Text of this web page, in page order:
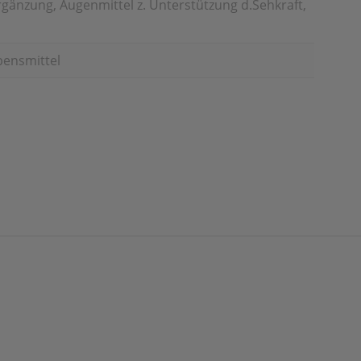
Augenmittel z. Unterstützung d.Sehkraft,